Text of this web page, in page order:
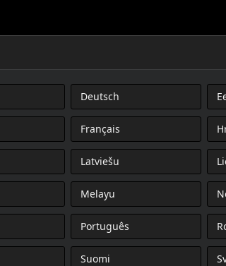
Deutsch
Français
Latviešu
Melayu
Português
Suomi